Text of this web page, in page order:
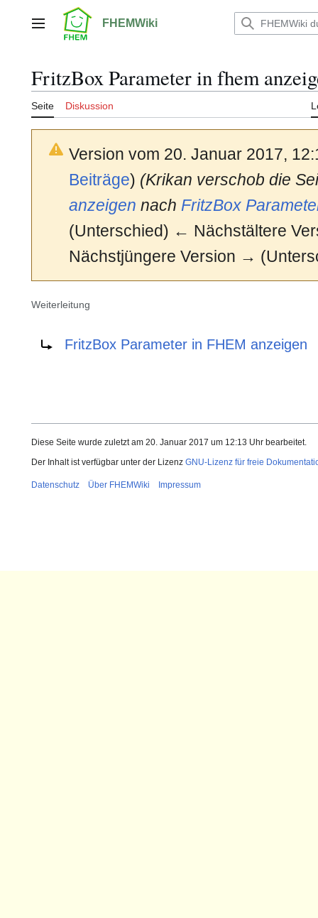
springenHauptmenü FHEMWiki
FritzBox Parameter in fhem
Seite Diskussion
Version vom 20. Januar 2017,
Beiträge) (Krikan verschob die
anzeigen nach FritzBox
(Unterschied) ← Nächstältere
Nächstjüngere Version →
Weiterleitung
FritzBox Parameter in FHEM anzeigen
Diese Seite wurde zuletzt am 20. Januar 2017 um 12:13 Uhr bearbeitet.
Der Inhalt ist verfügbar unter der Lizenz GNU-Lizenz für freie
Datenschutz Über FHEMWiki Impressum